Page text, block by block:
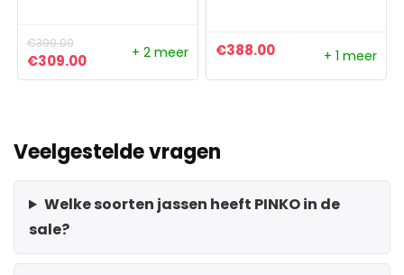
€390.00
Oorspronkelijke prijs was: €390.00.
€309.00Huidige prijs is: €309.00.
+ 2 meer €388.00 + 1 meer
Veelgestelde vragen
Welke soorten jassen heeft PINKO in de
sale?